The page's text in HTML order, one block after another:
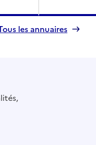
les annuaires